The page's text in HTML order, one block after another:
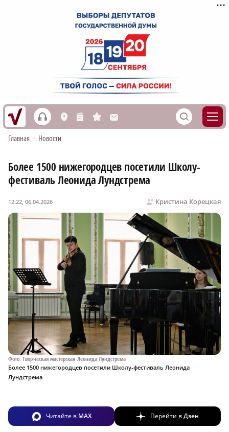
h L n s M S
Главная • Новости
Более 1500 нижегородцев посетили Школу-
фестиваль Леонида Лундстрема
Кристина Корецкая
12:22, 06.04.2026
Фото: Творческая мастерская Леонида Лундстрема
Более 1500 нижегородцев посетили Школу-фестиваль Леонида
Лундстрема
Читайте в MAX Перейти вДзен